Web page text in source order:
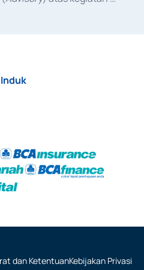
dan KetentuanKebijakan Privasi